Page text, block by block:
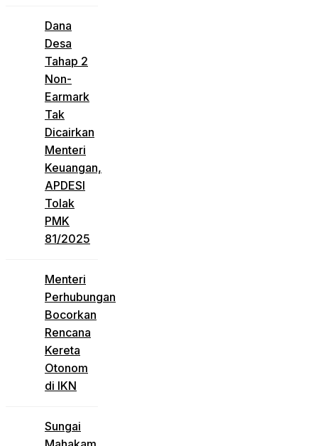
Dana
Desa
Tahap 2
Non-
Earmark
Tak
Dicairkan
Menteri
Keuangan,
APDESI
Tolak
PMK
81/2025
Menteri
Perhubungan
Bocorkan
Rencana
Kereta
Otonom
di IKN
Sungai